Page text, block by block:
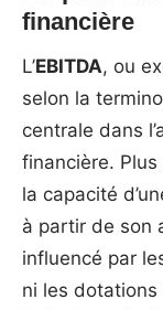
financière
L’EBITDA, ou
selon la
centrale dans
financière. Plus
la capacité
à partir de son
influencé par
ni les